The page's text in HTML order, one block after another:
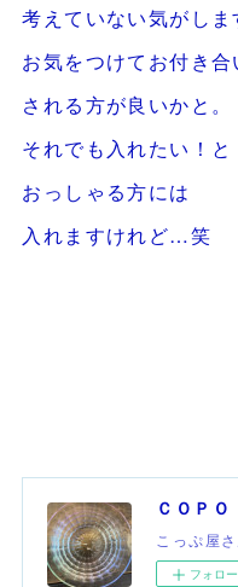
考えていない気がしま
お気をつけてお付き合
される方が良いかと。
それでも入れたい！と
おっしゃる方には
入れますけれど…笑
ＣＯＰＯ
こっぷ屋
フォロー